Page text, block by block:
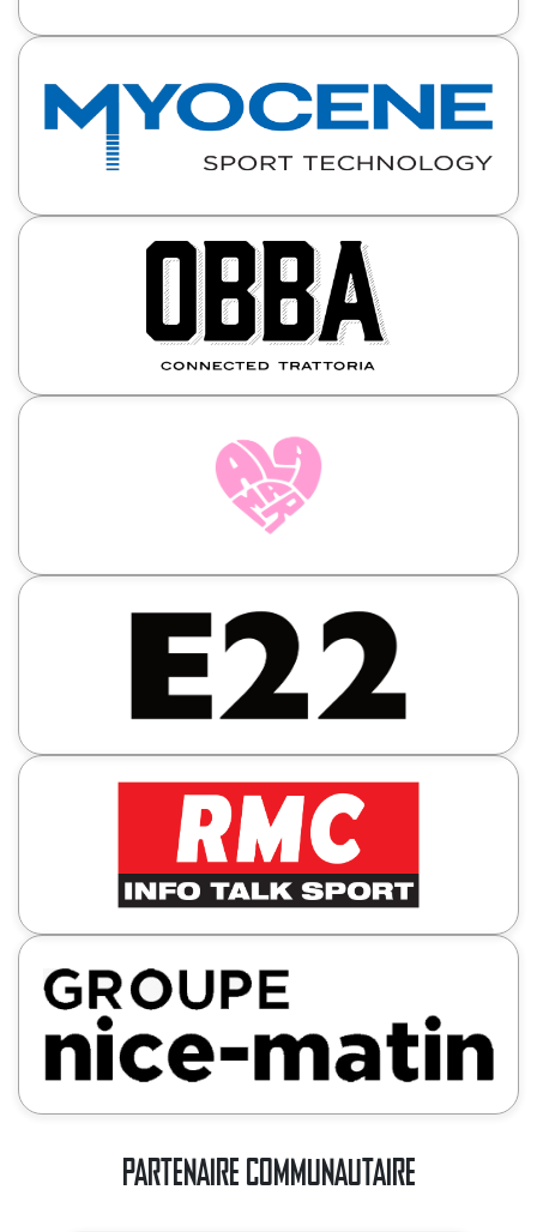
PARTENAIRE COMMUNAUTAIRE